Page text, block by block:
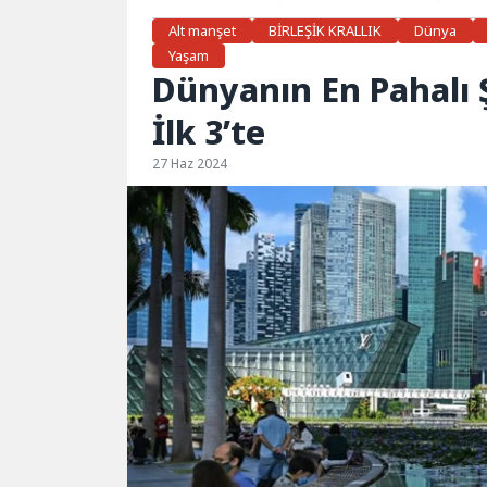
Alt manşet
BİRLEŞİK KRALLIK Dünya
Yaşam
Dünyanın En
İlk 3’te
27 Haz 2024